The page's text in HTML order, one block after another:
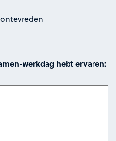
werkdag hebt ervaren: